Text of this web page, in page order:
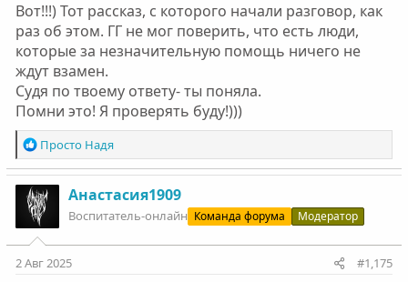
Вот!!!) Тот рассказ, с которого начали разговор, как
раз об этом. ГГ не мог поверить, что есть люди,
которые за незначительную помощь ничего не
ждут взамен.
Судя по твоему ответу- ты поняла.
Помни это! Я проверять буду!)))
Р
е
а
к
ц
и
и
:
Просто Надя
Анастасия1909
Воспитатель-онлайн Команда форума Модератор
2 Авг 2025 #1,175